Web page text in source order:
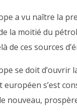
a vu naître la
la moitié du
de ces sources
se doit
européen s’est
nouveau,